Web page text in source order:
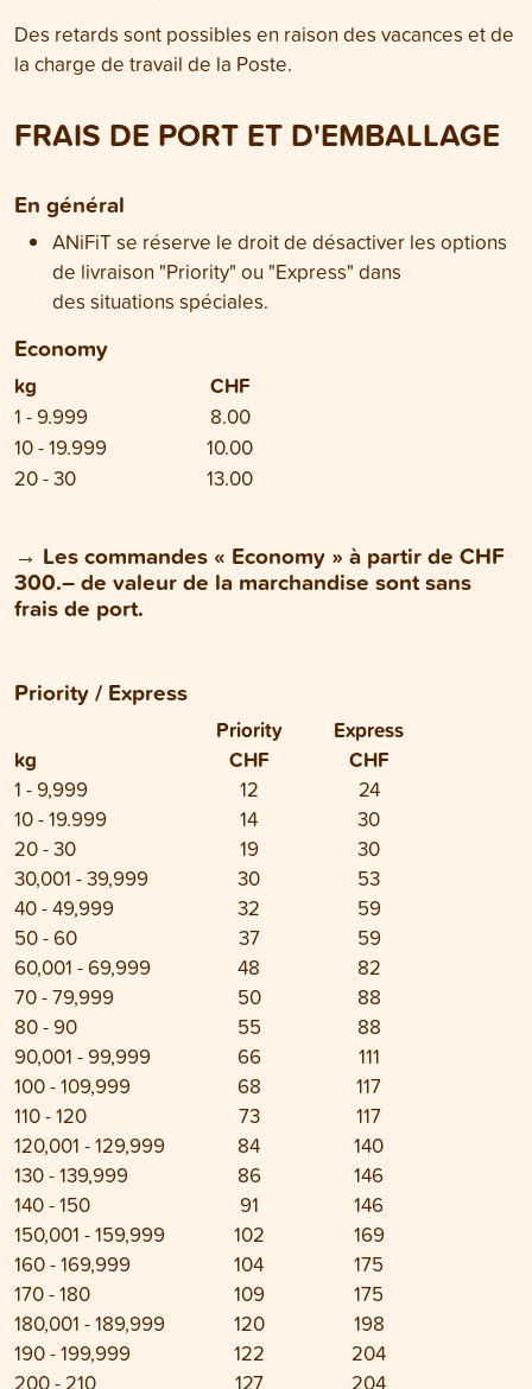
Des retards sont possibles en raison des vacances et de
la charge de travail de la Poste.
FRAIS DE PORT ET D'EMBALLAGE
En général
ANiFiT se réserve le droit de désactiver les options
de livraison "Priority" ou "Express" dans
des situations spéciales.
Economy
kg CHF
1 - 9.999
8.00
10 - 19.999
10.00
20 - 30
13.00
→ Les commandes « Economy » à partir de CHF
300.– de valeur de la marchandise sont sans
frais de port.
Priority / Express
Priority
Express
kg
CHF CHF
1 - 9,999 12
24
10 - 19.999
14
30
20 - 30
19
30
30,001 - 39,999
30
53
40 - 49,999
32
59
50 - 60
37
59
60,001 - 69,999
48
82
70 - 79,999
50
88
80 - 90
55
88
90,001 - 99,999
66
111
100 - 109,999
68
117
110 - 120
73
117
120,001 - 129,999
84
140
130 - 139,999
86
146
140 - 150
91
146
150,001 - 159,999
102
169
160 - 169,999
104
175
170 - 180
109
175
180,001 - 189,999
120
198
190 - 199,999
122
204
200 - 210
127 204